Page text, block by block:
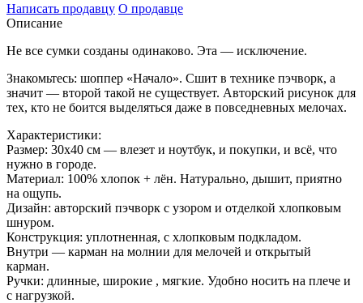
Написать продавцу О продавце
Описание
Не все сумки созданы одинаково. Эта — исключение.
Знакомьтесь: шоппер «Начало». Сшит в технике пэчворк, а
значит — второй такой не существует. Авторский рисунок для
тех, кто не боится выделяться даже в повседневных мелочах.
Характеристики:
Размер: 30х40 см — влезет и ноутбук, и покупки, и всё, что
нужно в городе.
Материал: 100% хлопок + лён. Натурально, дышит, приятно
на ощупь.
Дизайн: авторский пэчворк с узором и отделкой хлопковым
шнуром.
Конструкция: уплотненная, с хлопковым подкладом.
Внутри — карман на молнии для мелочей и открытый
карман.
Ручки: длинные, широкие , мягкие. Удобно носить на плече и
с нагрузкой.